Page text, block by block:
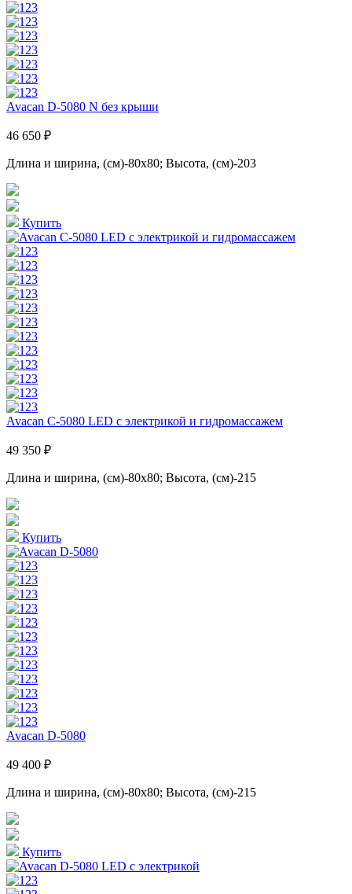
Avacan D-5080 N без крыши
46 650 ₽
Длина и ширина, (см)-80x80; Высота, (см)-203
Купить
Avacan C-5080 LED с электрикой и гидромассажем
49 350 ₽
Длина и ширина, (см)-80x80; Высота, (см)-215
Купить
Avacan D-5080
49 400 ₽
Длина и ширина, (см)-80x80; Высота, (см)-215
Купить